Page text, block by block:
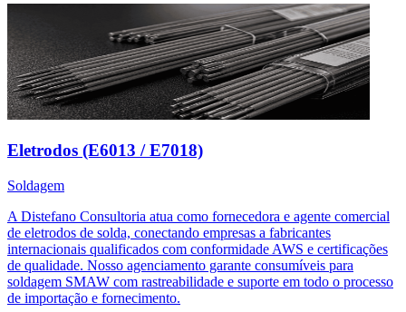
Eletrodos (E6013 / E7018)
Soldagem
A Distefano Consultoria atua como fornecedora e agente comercial
de eletrodos de solda, conectando empresas a fabricantes
internacionais qualificados com conformidade AWS e certificações
de qualidade. Nosso agenciamento garante consumíveis para
soldagem SMAW com rastreabilidade e suporte em todo o processo
de importação e fornecimento.